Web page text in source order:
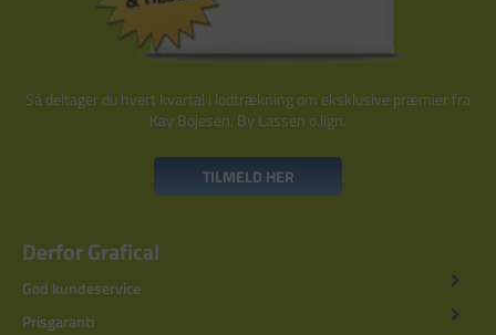
Så deltager du hvert kvartal i lodtrækning om eksklusive præmier fra
Kay Bojesen, By Lassen o.lign.
TILMELD HER
Derfor Grafical
God kundeservice
Prisgaranti